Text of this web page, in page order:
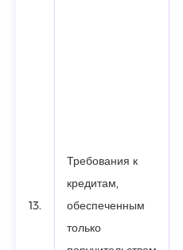
13.
Требования к
кредитам,
обеспеченным
только